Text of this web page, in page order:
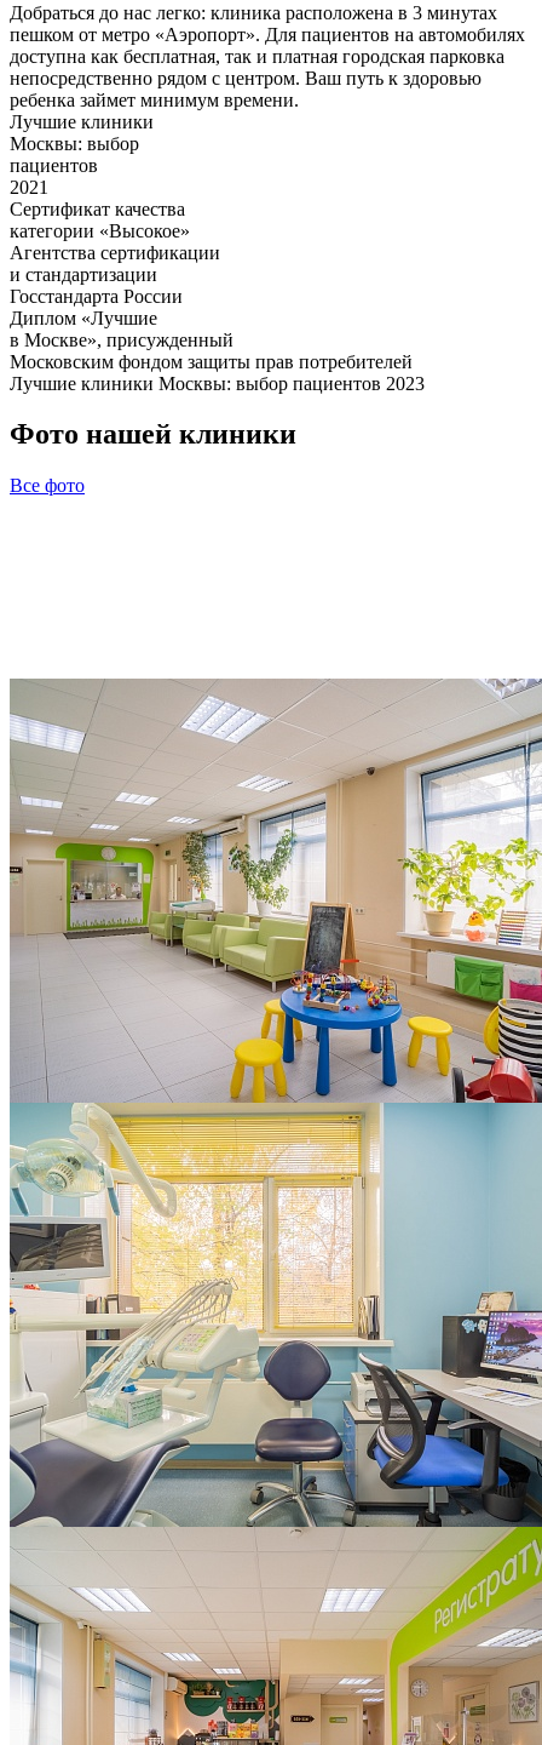
Добраться до нас легко: клиника расположена в 3 минутах
пешком от метро «Аэропорт». Для пациентов на автомобилях
доступна как бесплатная, так и платная городская парковка
непосредственно рядом с центром. Ваш путь к здоровью
ребенка займет минимум времени.
Лучшие клиники
Москвы: выбор
пациентов
2021
Сертификат качества
категории «Высокое»
Агентства сертификации
и стандартизации
Госстандарта России
Диплом «Лучшие
в Москве», присужденный
Московским фондом защиты прав потребителей
Лучшие клиники Москвы: выбор пациентов 2023
Фото нашей клиники
Все фото